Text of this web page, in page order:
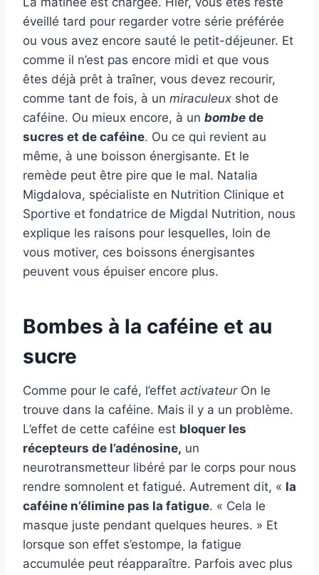
éveillé tard pour regarder votre série préférée
ou vous avez encore sauté le petit-déjeuner. Et
comme il n’est pas encore midi et que vous
êtes déjà prêt à traîner, vous devez recourir,
comme tant de fois, à un miraculeux shot de
caféine. Ou mieux encore, à un bombe de
sucres et de caféine. Ou ce qui revient au
même, à une boisson énergisante. Et le
remède peut être pire que le mal. Natalia
Migdalova, spécialiste en Nutrition Clinique et
Sportive et fondatrice de Migdal Nutrition, nous
explique les raisons pour lesquelles, loin de
vous motiver, ces boissons énergisantes
peuvent vous épuiser encore plus.
Bombes à la caféine et au
sucre
Comme pour le café, l’effet activateurOn le
trouve dans la caféine. Mais il y a un problème.
L’effet de cette caféine est bloquer les
récepteurs de l’adénosine, un
neurotransmetteur libéré par le corps pour nous
rendre somnolent et fatigué. Autrement dit, « la
caféine n’élimine pas la fatigue. « Cela le
masque juste pendant quelques heures. » Et
lorsque son effet s’estompe, la fatigue
accumulée peut réapparaître. Parfois avec plus